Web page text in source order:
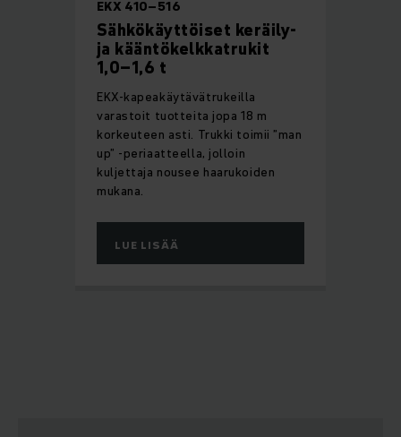
EKX 410–516
Sähkökäyttöiset keräily-
ja kääntökelkkatrukit
1,0–1,6 t
EKX-kapeakäytävätrukeilla
varastoit tuotteita jopa 18 m
korkeuteen asti. Trukki toimii ”man
up” -periaatteella, jolloin
kuljettaja nousee haarukoiden
mukana.
LUE LISÄÄ